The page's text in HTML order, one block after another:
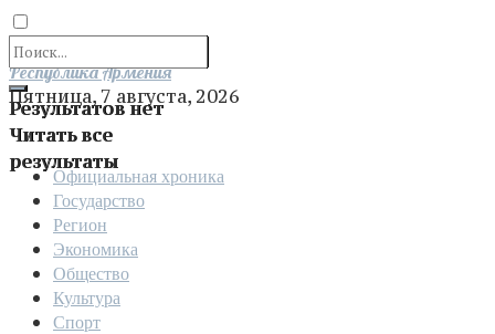
Результатов нет
Читать все
результаты
Отправить
Республика Армения
Пятница, 7 августа, 2026
Официальная хроника
Государство
Регион
Экономика
Общество
Культура
Спорт